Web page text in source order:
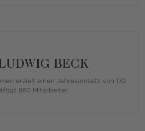
BECK
erzielt einen Jahresumsatz von 132
860 Mitarbeiter.